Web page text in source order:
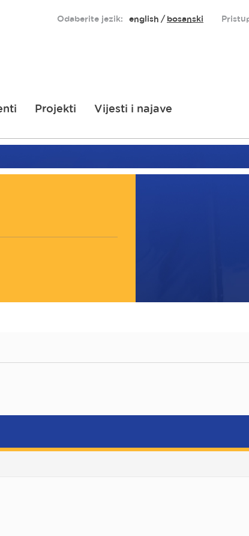
Odaberite jezik: english bosanski
Projekti Vijesti i najave